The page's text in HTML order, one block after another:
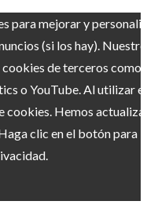
para mejorar y
(si los hay). Nuestro
de terceros como
o YouTube. Al utilizar el
cookies. Hemos
clic en el botón para